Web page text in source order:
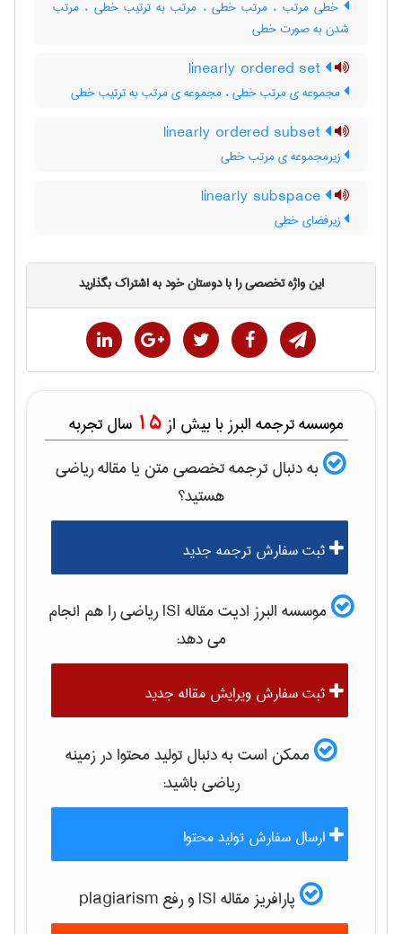
خطی مرتب ، مرتب خطی ، مرتب به ترتیب خطی ، مرتب
شدن به صورت خطی
مجموعه ی مرتب خطی ، مجموعه ی مرتب به ترتیب خطی
زیرمجموعه ی مرتب خطی
زیرفضای خطی
این واژه تخصصی را با دوستان خود به اشتراک بگذارید
موسسه ترجمه البرز با بیش از 15 سال تجربه
به دنبال ترجمه تخصصی متن یا مقالهرياضی
هستید؟
ثبت سفارش ترجمه جدید
موسسه البرز ادیت مقاله ISI رياضیرا هم انجام
می دهد:
ثبت سفارش ویرایش مقاله جدید
ممکن است به دنبال تولید محتوا در زمینه
رياضیباشید:
ارسال سفارش تولید محتوا
پارافریز مقاله ISI و رفع plagiarism